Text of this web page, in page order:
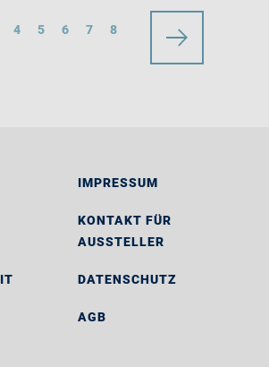
4 5 6 7 8
IMPRESSUM
KONTAKT FÜR
AUSSTELLER
DATENSCHUTZ
AGB